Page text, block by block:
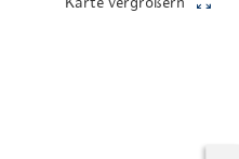
Karte vergrößern